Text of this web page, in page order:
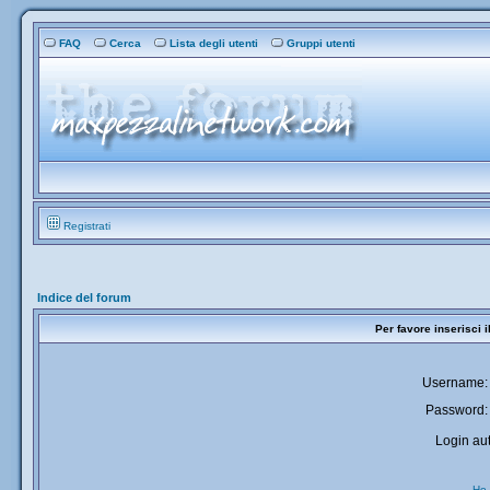
FAQ Cerca Lista degli utenti Gruppi utenti
Registrati
Indice del forum
Per favore inserisci
Username:
Password:
Login